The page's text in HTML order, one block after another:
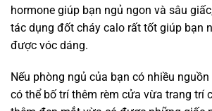
hormone giúp bạn ngủ ngon và sâu
tác dụng đốt cháy calo rất tốt giúp bạn
được vóc dáng.
Nếu phòng ngủ của bạn có nhiều
có thể bố trí thêm rèm cửa vừa trang trí